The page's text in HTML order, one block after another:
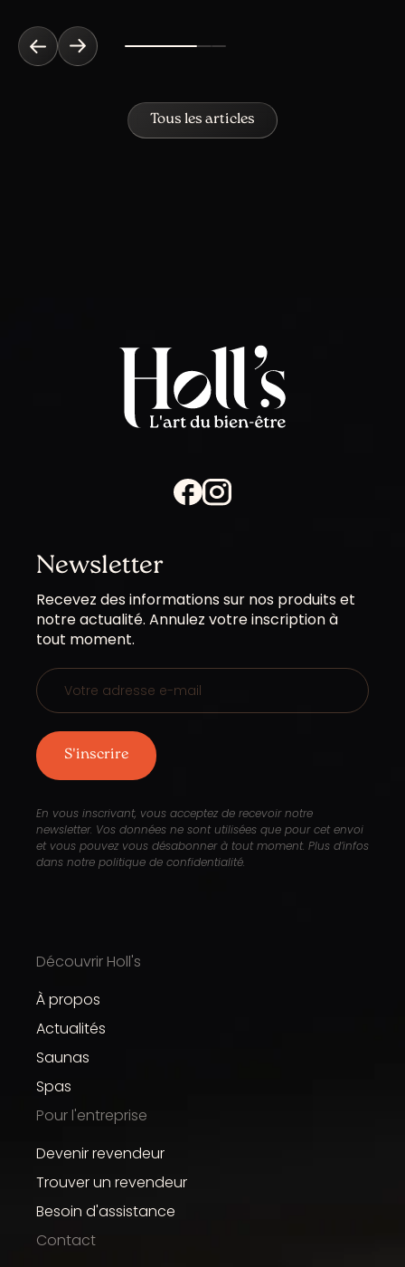
Tous les articles
Newsletter
Les
champs
marqués
sont
obligatoires
Recevez des informations sur nos produits et
notre actualité. Annulez votre inscription à
tout moment.
En vous inscrivant, vous acceptez de recevoir notre
newsletter. Vos données ne sont utilisées que pour cet envoi
et vous pouvez vous désabonner à tout moment. Plus d’infos
dans notre politique de confidentialité.
Découvrir Holl's
À propos
Actualités
Saunas
Spas
Pour l'entreprise
Devenir revendeur
Trouver un revendeur
Besoin d'assistance
Contact